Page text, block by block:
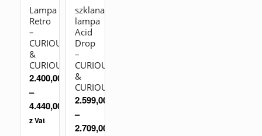
Lampa
Retro
–
CURIOUSA
&
CURIOUSA
2.400,00
–
4.440,00
z Vat
szklana
lampa
Acid
Drop
–
CURIOUSA
&
CURIOUSA
2.599,00
–
2.709,00